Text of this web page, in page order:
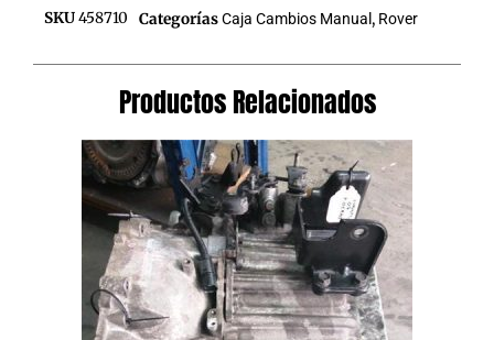
SKU458710 CategoríasCaja Cambios Manual , Rover
Productos Relacionados